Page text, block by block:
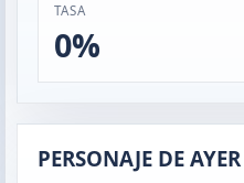
TASA
0%
PERSONAJE DE AYER